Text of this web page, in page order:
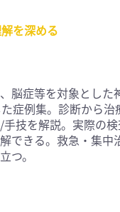
薬学(7)
マルチメディア
を深める
脳症等を対象とし
症例集。診断から
技を解説。実際の
できる。救急・集
つ。